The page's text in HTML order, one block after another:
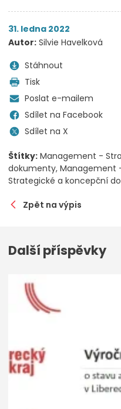
31. ledna 2022
Autor: Silvie Havelková
Stáhnout
Tisk
Poslat e-mailem
Sdílet na Facebook
Sdílet na X
Štítky: Management -
dokumenty Management
Strategické a koncepční
Zpět na výpis
Další příspěvky